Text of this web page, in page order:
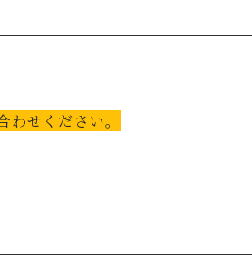
せください。